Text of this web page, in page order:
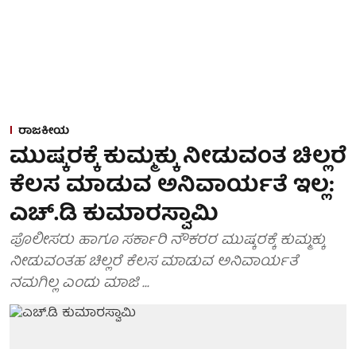
ರಾಜಕೀಯ
ಮುಷ್ಕರಕ್ಕೆ ಕುಮ್ಮಕ್ಕು ನೀಡುವಂತ ಚಿಲ್ಲರೆ
ಕೆಲಸ ಮಾಡುವ ಅನಿವಾರ್ಯತೆ ಇಲ್ಲ:
ಎಚ್.ಡಿ ಕುಮಾರಸ್ವಾಮಿ
ಪೊಲೀಸರು ಹಾಗೂ ಸರ್ಕಾರಿ ನೌಕರರ ಮುಷ್ಕರಕ್ಕೆ ಕುಮ್ಮಕ್ಕು
ನೀಡುವಂತಹ ಚಿಲ್ಲರೆ ಕೆಲಸ ಮಾಡುವ ಅನಿವಾರ್ಯತೆ
ನಮಗಿಲ್ಲ ಎಂದು ಮಾಜಿ ...